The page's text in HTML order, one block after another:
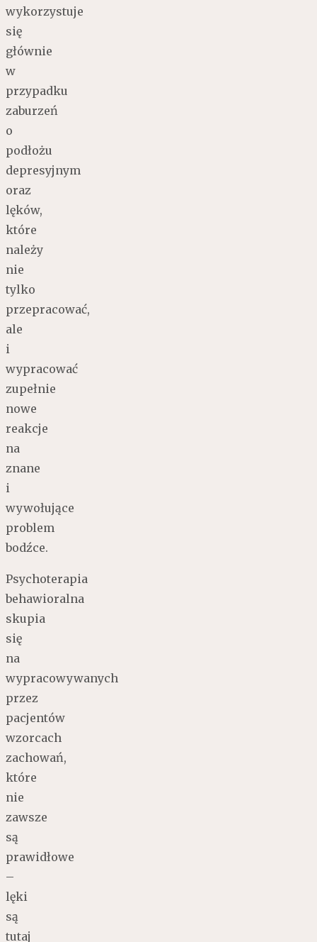
wykorzystuje
się
głównie
w
przypadku
zaburzeń
o
podłożu
depresyjnym
oraz
lęków,
które
należy
nie
tylko
przepracować,
ale
i
wypracować
zupełnie
nowe
reakcje
na
znane
i
wywołujące
problem
bodźce.
Psychoterapia
behawioralna
skupia
się
na
wypracowywanych
przez
pacjentów
wzorcach
zachowań,
które
nie
zawsze
są
prawidłowe
–
lęki
są
tutaj